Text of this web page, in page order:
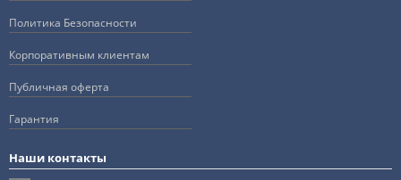
Политика Безопасности
Корпоративным клиентам
Публичная оферта
Гарантия
Наши контакты